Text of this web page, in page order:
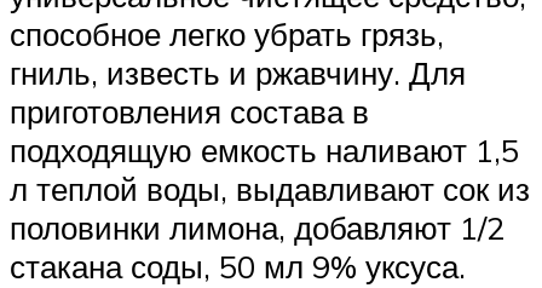
способное легко убрать грязь,
гниль, известь и ржавчину. Для
приготовления состава в
подходящую емкость наливают 1,5
л теплой воды, выдавливают сок из
половинки лимона, добавляют 1/2
стакана соды, 50 мл 9% уксуса.